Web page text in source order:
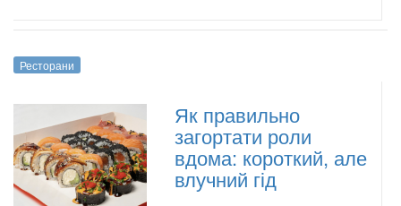
Ресторани
Як правильно
загортати роли
вдома: короткий, але
влучний гід